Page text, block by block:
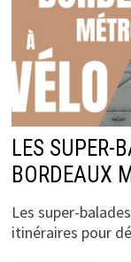
LES SUPER-
BORDEAUX
Les super-
itinéraires pour